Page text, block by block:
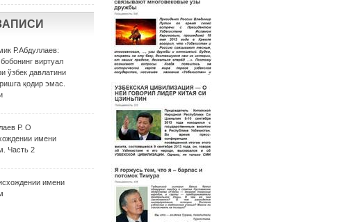
Р.Абдуллаев:
виртуал
ўзбек давлатини
қодир эмас.
Р. О
имени
Часть 2
имени